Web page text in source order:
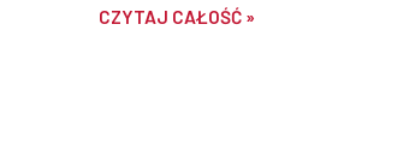
quadach i wspólnej pasji do
CZYTAJ CAŁOŚĆ »